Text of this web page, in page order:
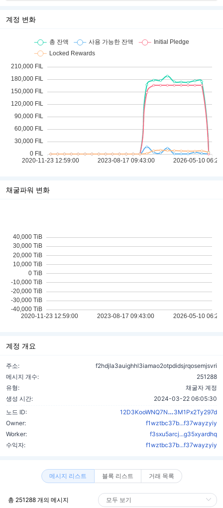
계정 변화
채굴파워 변화
계정 개요
주소:
f2hdjla3auighhl3iamao2otpdidsjrqosemjsvri
메시지 개수:
251288
유형:
채굴자 계정
생성 시간:
2024-03-22 06:05:30
노드 ID:
12D3KooWNQ7N
3M1Px2Ty297d
Owner:
f1wztbc37b...f37wayzyiy
Worker:
f3sxu5arcj...g35xyardhq
수익자:
f1wztbc37b...f37wayzyiy
메시지 리스트 블록 리스트 거래 목록
총 251288 개의 메시지